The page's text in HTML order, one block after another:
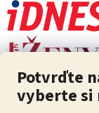
Potvrďte
vyberte si